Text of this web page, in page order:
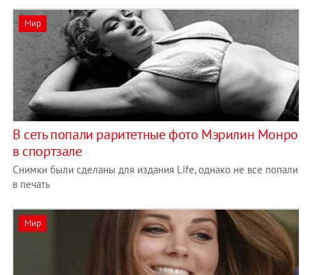
Мир
В сеть попали раритетные фото Мэрилин Монро
в спортзале
Снимки были сделаны для издания Life, однако не все попали
в печать
Мир